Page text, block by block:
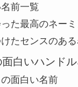
前一覧
た最高のネー
たセンスのあ
白いハンド
面白い名前